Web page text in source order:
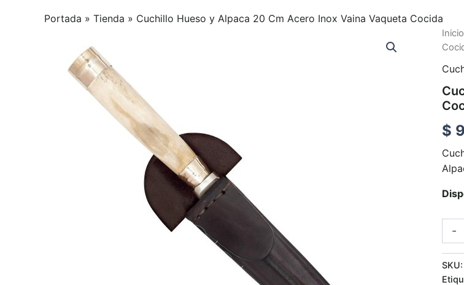
Portada » Tienda » Cuchillo Hueso y Alpaca 20 Cm Acero Inox Vaina Vaqueta Cocida
Inicio
$
-
Cm
Vaina
SKU: